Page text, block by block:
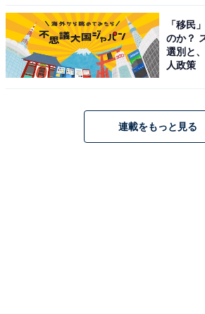
1位は「TWICE」でした。韓国出身
「移民
のか？
選別と
人政策
連載をもっと見る